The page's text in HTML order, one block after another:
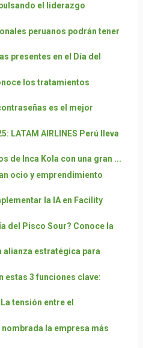
el liderazgo
peruanos podrán tener
presentes en el Día del
los tratamientos
es el mejor
LATAM AIRLINES Perú lleva
de Inca Kola con una gran ...
ocio y emprendimiento
la IA en Facility
del Pisco Sour? Conoce la
alianza estratégica para
estas 3 funciones clave:
tensión entre el
la empresa más